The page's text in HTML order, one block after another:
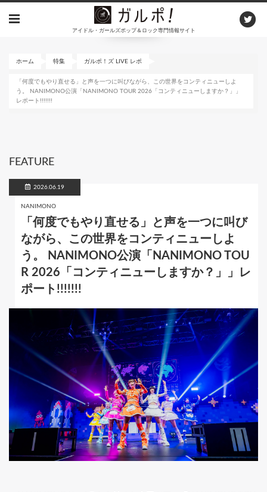
アイドル・ガールズポップ＆ロック専門情報サイト
ホーム 特集 ガルポ！ズ LIVE レポ
「何度でもやり直せる」と声を一つに叫びながら、この世界をコンティニューしよ
う。 NANIMONO公演「NANIMONO TOUR 2026「コンティニューしますか？」」
レポート!!!!!!!
FEATURE
2026.06.19
NANIMONO
「何度でもやり直せる」と声を一つに叫び
ながら、この世界をコンティニューしよ
う。 NANIMONO公演「NANIMONO TOU
R 2026「コンティニューしますか？」」レ
ポート!!!!!!!